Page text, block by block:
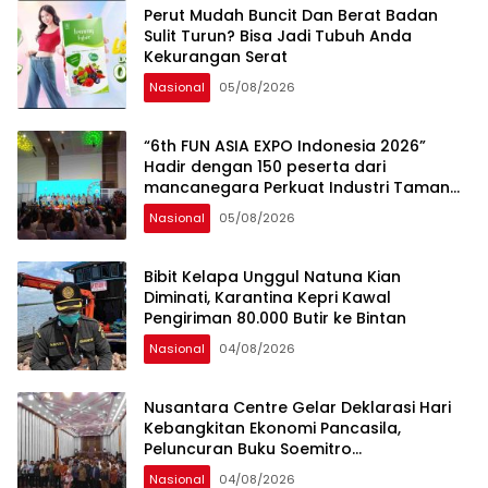
Perut Mudah Buncit Dan Berat Badan
Sulit Turun? Bisa Jadi Tubuh Anda
Kekurangan Serat
Nasional 05/08/2026
“6th FUN ASIA EXPO Indonesia 2026”
Hadir dengan 150 peserta dari
mancanegara Perkuat Industri Taman
Rekreasi dan Ekosistem Pariwisata di
Tanah Air
Nasional 05/08/2026
Bibit Kelapa Unggul Natuna Kian
Diminati, Karantina Kepri Kawal
Pengiriman 80.000 Butir ke Bintan
Nasional 04/08/2026
Nusantara Centre Gelar Deklarasi Hari
Kebangkitan Ekonomi Pancasila,
Peluncuran Buku Soemitro
Djojohadikusumo Anti Penjajahan
Nasional 04/08/2026